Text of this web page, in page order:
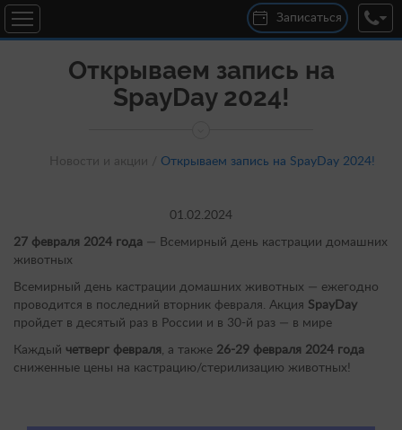
Записаться
Открываем запись на
SpayDay 2024!
Новости и акции / Открываем запись на SpayDay 2024!
01.02.2024
27 февраля 2024 года — Всемирный день кастрации домашних
животных
Всемирный день кастрации домашних животных — ежегодно
проводится в последний вторник февраля. Акция SpayDay
пройдет в десятый раз в России и в 30-й раз — в мире
Каждый четверг февраля, а также 26-29 февраля 2024 года
сниженные цены на кастрацию/стерилизацию животных!